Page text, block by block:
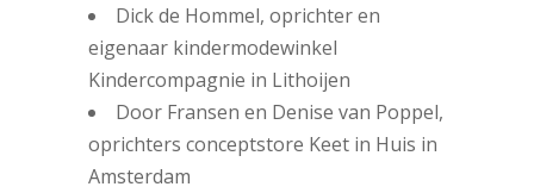
Dick de Hommel, oprichter en
eigenaar kindermodewinkel
Kindercompagnie in Lithoijen
Door Fransen en Denise van Poppel,
oprichters conceptstore Keet in Huis in
Amsterdam